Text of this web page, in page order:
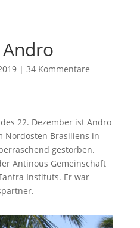
| 34 Kommentare
22. Dezember ist Andro
Nordosten Brasiliens in
gestorben.
Antinous Gemeinschaft
Instituts. Er war